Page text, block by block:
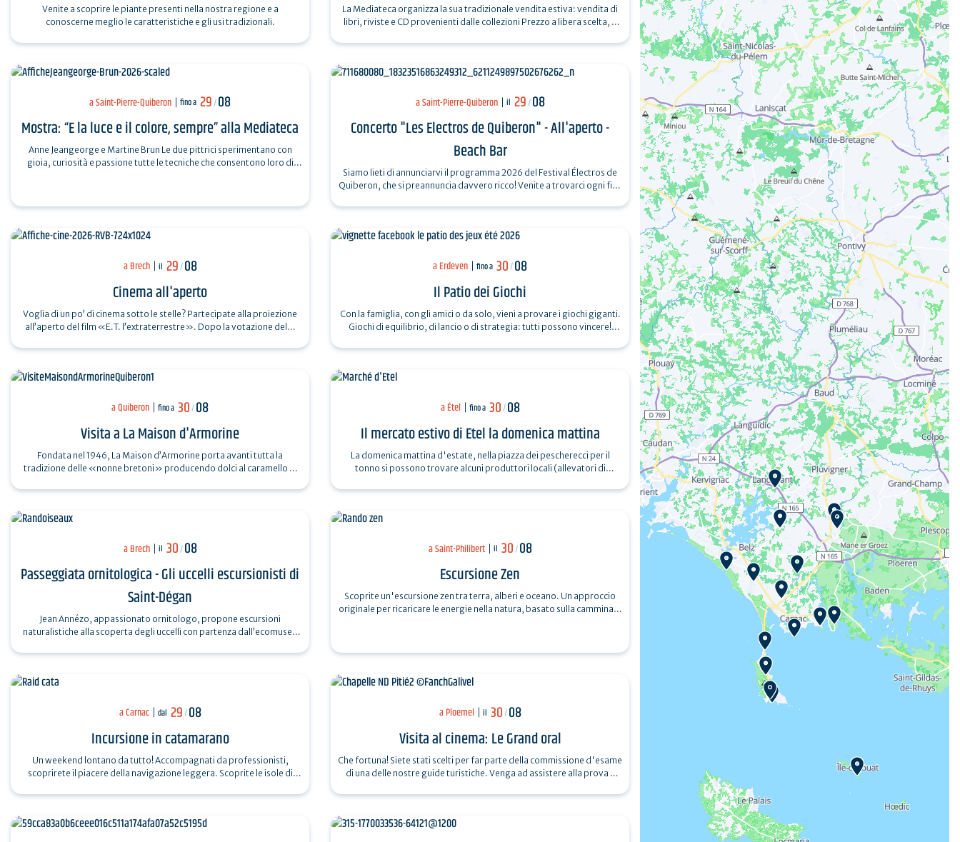
Venite a scoprire le piante presenti nella nostra regione e a
conoscerne meglio le caratteristiche e gli usi tradizionali.
La Mediateca organizza la sua tradizionale vendita estiva: vendita di
libri, riviste e CD provenienti dalle collezioni Prezzo a libera scelta, a
a Saint-Pierre-Quiberon fino a 29/08
Mostra: “E la luce e il colore, sempre” alla Mediateca
Anne Jeangeorge e Martine Brun Le due pittrici sperimentano con
gioia, curiosità e passione tutte le tecniche che consentono loro di
a Saint-Pierre-Quiberon il 29/ 08
Concerto "Les Electros de Quiberon" - All'aperto -
Beach Bar
Siamo lieti di annunciarvi il programma 2026 del Festival Électros de
Quiberon, che si preannuncia davvero ricco! Venite a trovarci ogni fine
a Brech il 29/ 08
Cinema all'aperto
Voglia di un po’ di cinema sotto le stelle? Partecipate alla proiezione
all’aperto del film «E.T. l’extraterrestre». Dopo la votazione del…
a Erdeven fino a 30/08
Il Patio dei Giochi
Con la famiglia, con gli amici o da solo, vieni a provare i giochi giganti.
Giochi di equilibrio, di lancio o di strategia: tutti possono vincere!
a Quiberon fino a 30/08
Visita a La Maison d'Armorine
Fondata nel 1946, La Maison d’Armorine porta avanti tutta la
tradizione delle «nonne bretoni» producendo dolci al caramello al
a Étel fino a 30/ 08
Il mercato estivo di Etel la domenica mattina
La domenica mattina d'estate, nella piazza dei pescherecci per il
tonno si possono trovare alcuni produttori locali (allevatori di
a Brech il 30/ 08
Passeggiata ornitologica - Gli uccelli escursionisti di
Saint-Dégan
Jean Annézo, appassionato ornitologo, propone escursioni
naturalistiche alla scoperta degli uccelli con partenza dall’ecomuseo
a Saint-Philibert il 30/ 08
Escursione Zen
Scoprite un'escursione zen tra terra, alberi e oceano. Un approccio
originale per ricaricare le energie nella natura, basato sulla camminata
a Carnac dal 29/ 08
Incursione in catamarano
Un weekend lontano da tutto! Accompagnati da professionisti,
scoprirete il piacere della navigazione leggera. Scoprite le isole di
a Ploemel il 30/ 08
Visita al cinema: Le Grand oral
Che fortuna! Siete stati scelti per far parte della commissione d'esame
di una delle nostre guide turistiche. Venga ad assistere alla prova e